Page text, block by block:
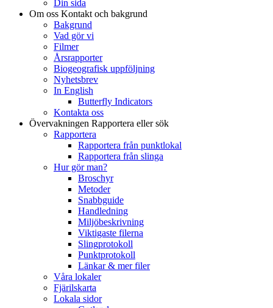
Din sida
Om oss Kontakt och bakgrund
Bakgrund
Vad gör vi
Filmer
Årsrapporter
Biogeografisk uppföljning
Nyhetsbrev
In English
Butterfly Indicators
Kontakta oss
Övervakningen Rapportera eller sök
Rapportera
Rapportera från punktlokal
Rapportera från slinga
Hur gör man?
Broschyr
Metoder
Snabbguide
Handledning
Miljöbeskrivning
Viktigaste filerna
Slingprotokoll
Punktprotokoll
Länkar & mer filer
Våra lokaler
Fjärilskarta
Lokala sidor